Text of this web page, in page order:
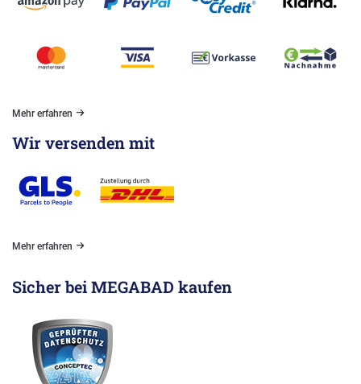
Mehr erfahren
Wir versenden mit
Mehr erfahren
Sicher bei MEGABAD kaufen